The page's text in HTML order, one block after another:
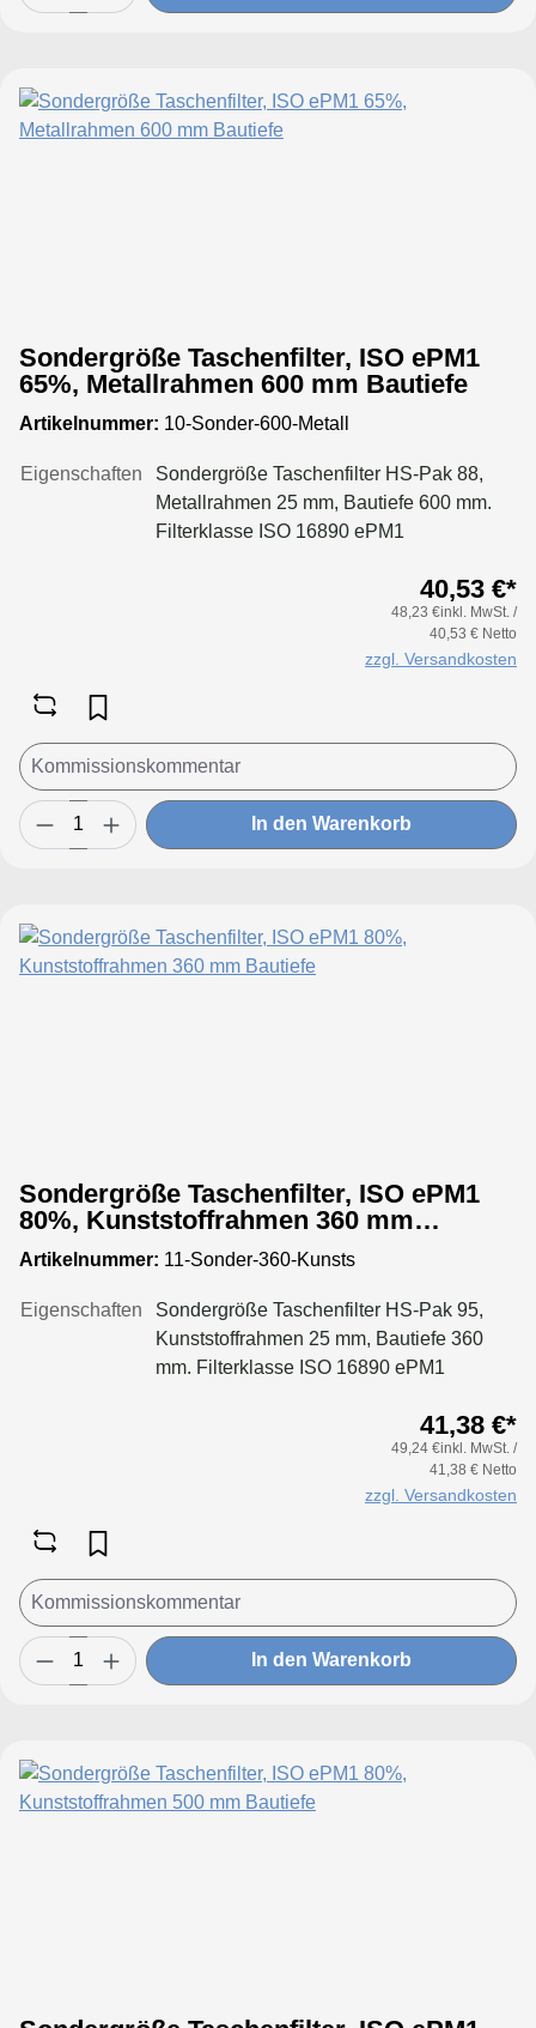
Sondergröße Taschenfilter, ISO ePM1
65%, Metallrahmen 600 mm Bautiefe
Artikelnummer: 10-Sonder-600-Metall
Eigenschaften
Sondergröße Taschenfilter HS-Pak 88,
Metallrahmen 25 mm, Bautiefe 600 mm.
Filterklasse ISO 16890 ePM1
in folgenden Grenzen:Maße Breite: 170
bis 950 mmMaße Höhe: 170 bis 650
mmTaschenanzahl Breite: bis 170 mm 2
Taschenbis 250 mm 3 Taschenbis 300 mm
700 mm 9 Taschenbis 800 mm 10
Taschenbis 950 mm 12 Taschen
40,53 €*
48,23 €inkl. MwSt. /
40,53 € Netto
zzgl. Versandkosten
In den Warenkorb
Sondergröße Taschenfilter, ISO ePM1
80%, Kunststoffrahmen 360 mm
Bautiefe
Artikelnummer: 11-Sonder-360-Kunsts
Eigenschaften
Sondergröße Taschenfilter HS-Pak 95,
Kunststoffrahmen 25 mm, Bautiefe 360
mm. Filterklasse ISO 16890 ePM1
in folgenden Grenzen:Maße Breite: 170
bis 950 mmMaße Höhe: 170 bis 650
mmTaschenanzahl Breite: bis 170 mm 2
Taschenbis 250 mm 3 Taschenbis 300 mm
700 mm 9 Taschenbis 800 mm 10
Taschenbis 950 mm 12 Taschen
41,38 €*
49,24 €inkl. MwSt. /
41,38 € Netto
zzgl. Versandkosten
In den Warenkorb